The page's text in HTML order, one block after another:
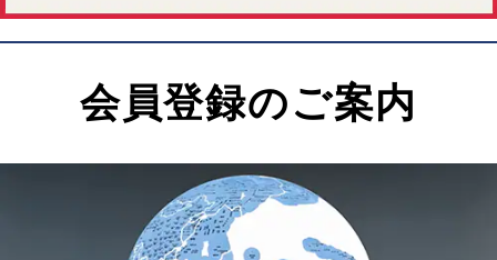
会員登録のご案内